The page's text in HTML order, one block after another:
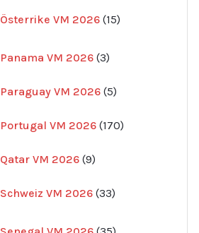
Österrike VM 2026 15
produkter
Panama VM 2026 3
produkter
Paraguay VM 2026 55
Portugal VM 2026 170
produkter
Qatar VM 2026 99
Schweiz VM 2026 33
produkter